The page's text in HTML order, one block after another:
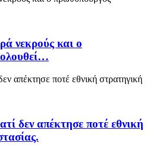
νεκρούς και ο
δεν απέκτησε ποτέ εθνική